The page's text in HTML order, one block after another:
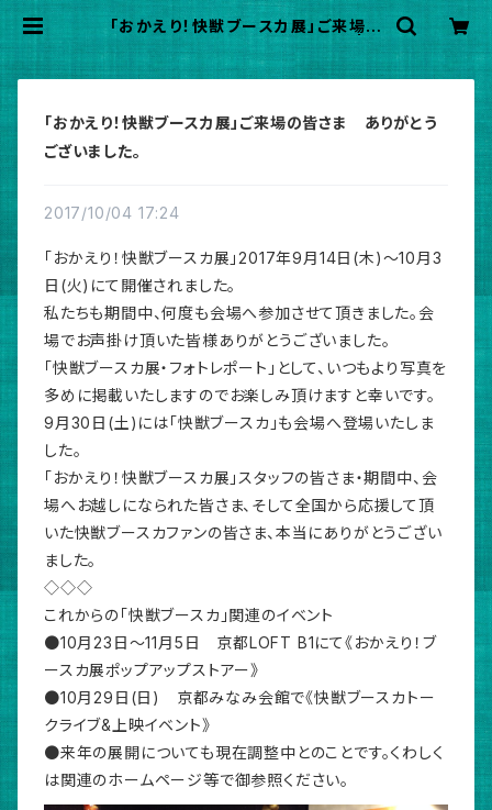
「おかえり！快獣ブースカ展」ご来場の
皆さま ありがとうございました。 | in
ukuma
「おかえり！快獣ブースカ展」ご来場の皆さま ありがとう
ございました。
2017/10/04 17:24
「おかえり！快獣ブースカ展」2017年9月14日(木)～10月3
日(火)にて開催されました。
私たちも期間中、何度も会場へ参加させて頂きました。会
場でお声掛け頂いた皆様ありがとうございました。
「快獣ブースカ展・フォトレポート」として、いつもより写真を
多めに掲載いたしますのでお楽しみ頂けますと幸いです。
9月30日(土)には「快獣ブースカ」も会場へ登場いたしま
した。
「おかえり！快獣ブースカ展」スタッフの皆さま・期間中、会
場へお越しになられた皆さま、そして全国から応援して頂
いた快獣ブースカファンの皆さま、本当にありがとうござい
ました。
◇◇◇
これからの「快獣ブースカ」関連のイベント
●10月23日〜11月5日 京都LOFT B1にて《おかえり！ブ
ースカ展ポップアップストアー》
●10月29日(日) 京都みなみ会館で《快獣ブースカトー
クライブ&上映イベント》
●来年の展開についても現在調整中とのことです。くわしく
は関連のホームページ等で御参照ください。